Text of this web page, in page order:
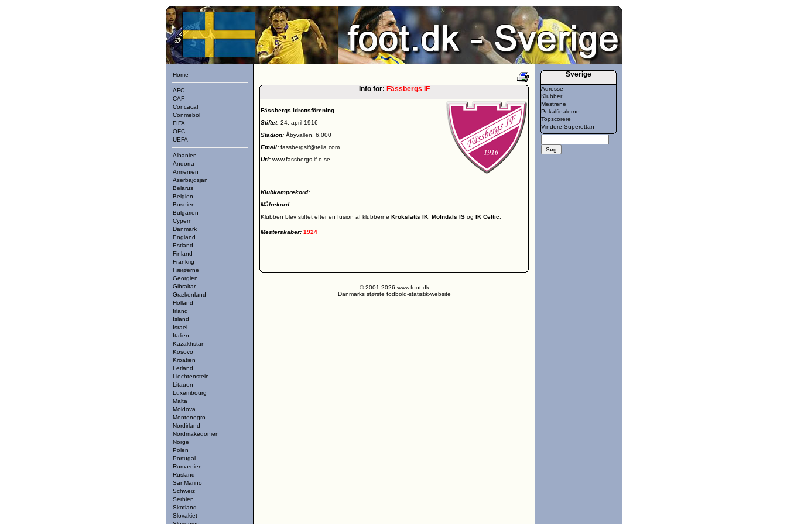
Home
AFC
CAF
Concacaf
Conmebol
FIFA
OFC
UEFA
Albanien
Andorra
Armenien
Aserbajdsjan
Belarus
Belgien
Bosnien
Bulgarien
Cypern
Danmark
England
Estland
Finland
Frankrig
Færøerne
Georgien
Gibraltar
Grækenland
Holland
Irland
Island
Israel
Italien
Kazakhstan
Kosovo
Kroatien
Letland
Liechtenstein
Litauen
Luxembourg
Malta
Moldova
Montenegro
Nordirland
Nordmakedonien
Norge
Polen
Portugal
Rumænien
Rusland
SanMarino
Schweiz
Serbien
Skotland
Slovakiet
Info for: Fässbergs IF
Fässbergs Idrottsförening
Stiftet: 24. april 1916
Stadion: Åbyvallen, 6.000
Email: fassbergsif@telia.com
Url: www.fassbergs-if.o.se
Klubkamprekord:
Målrekord:
Klubben blev stiftet efter en fusion af klubberne Krokslätts IK Mölndals IS og IK Celtic
Mesterskaber: 1924
© 2001-2026 www.foot.dk
Danmarks største fodbold-statistik-website
Sverige
Adresse
Klubber
Mestrene
Pokalfinalerne
Topscorere
Vindere Superettan